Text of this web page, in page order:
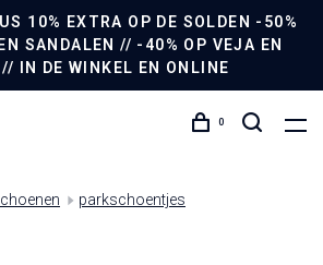
10% EXTRA OP DE SOLDEN -50%
SANDALEN // -40% OP VEJA EN
// IN DE WINKEL EN ONLINE
0
parkschoentjes